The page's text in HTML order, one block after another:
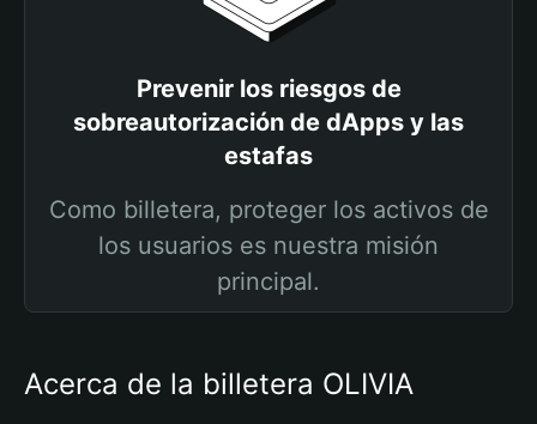
Prevenir los riesgos de
sobreautorización de dApps y las
estafas
Como billetera, proteger los activos de
los usuarios es nuestra misión
principal.
Acerca de la billetera OLIVIA